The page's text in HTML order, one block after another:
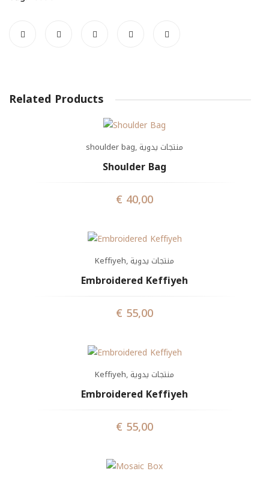
Related Products
shoulder bag, منتجات يدوية
Shoulder Bag
€ 40,00
Keffiyeh, منتجات يدوية
Embroidered Keffiyeh
€ 55,00
Keffiyeh, منتجات يدوية
Embroidered Keffiyeh
€ 55,00